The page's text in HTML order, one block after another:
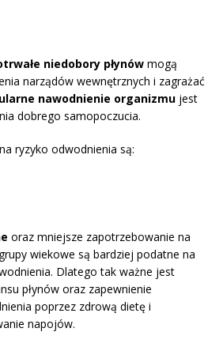
niedobory płynów mogą
narządów wewnętrznych i zagrażać
nawodnienie organizmu jest
dobrego samopoczucia.
ryzyko odwodnienia są:
oraz mniejsze zapotrzebowanie na
wiekowe są bardziej podatne na
Dlatego tak ważne jest
płynów oraz zapewnienie
poprzez zdrową dietę i
napojów.